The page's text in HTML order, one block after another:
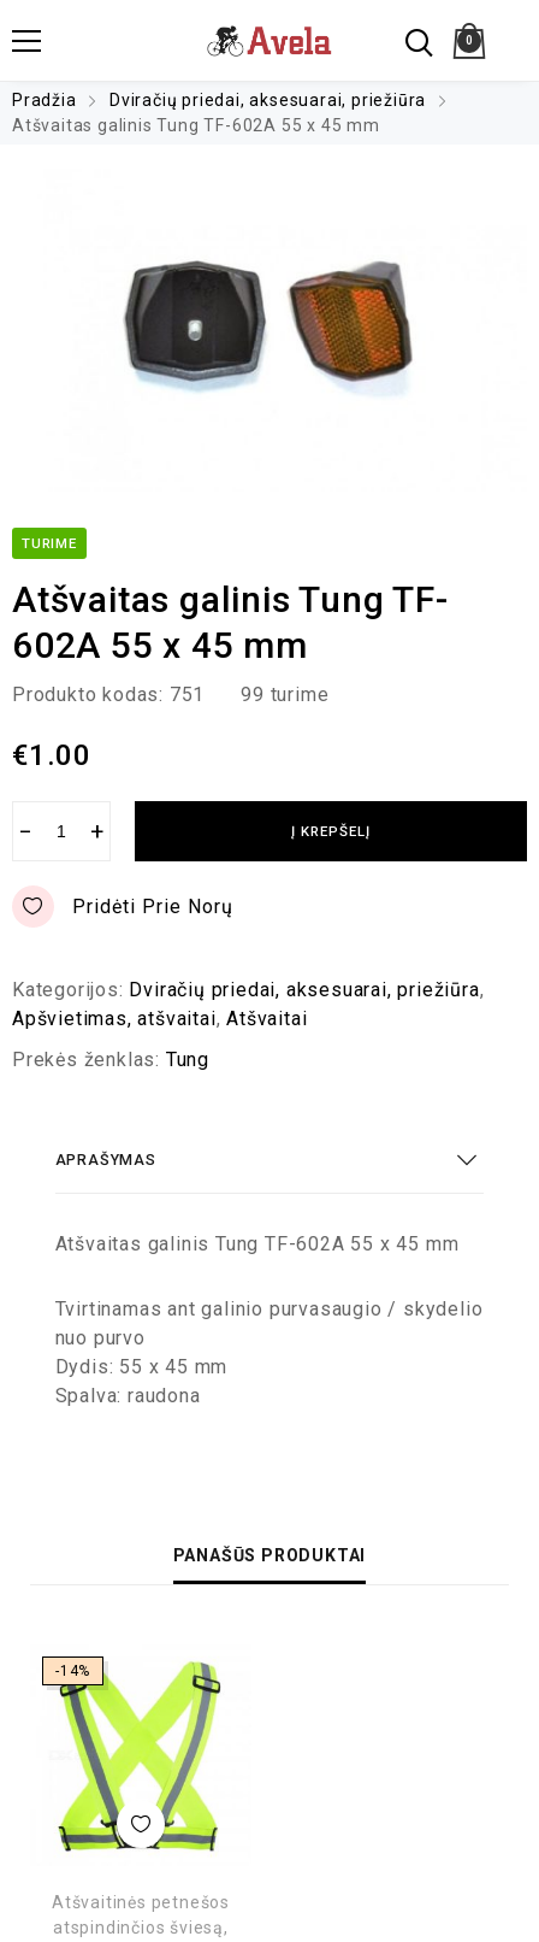
0
Pradžia
Dviračių priedai, aksesuarai, priežiūra
Atšvaitas galinis Tung TF-602A 55 x 45 mm
TURIME
Atšvaitas galinis Tung TF-
602A 55 x 45 mm
Produkto kodas: 751 99 turime
€1.00
− + Į KREPŠELĮ
Pridėti Prie Norų
Kategorijos: Dviračių priedai, aksesuarai, priežiūra,
Apšvietimas, atšvaitai,Atšvaitai
Prekės ženklas: Tung
APRAŠYMAS
Atšvaitas galinis Tung TF-602A 55 x 45 mm
Tvirtinamas ant galinio purvasaugio / skydelio
nuo purvo
Dydis: 55 x 45 mm
Spalva: raudona
PANAŠŪS PRODUKTAI
-14%
Atšvaitinės petnešos
atspindinčios šviesą,